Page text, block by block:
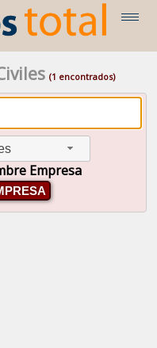
(1 encontrados)
Empresa